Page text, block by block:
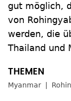
gut möglich,
von
werden, die
Thailand und
Myanmar